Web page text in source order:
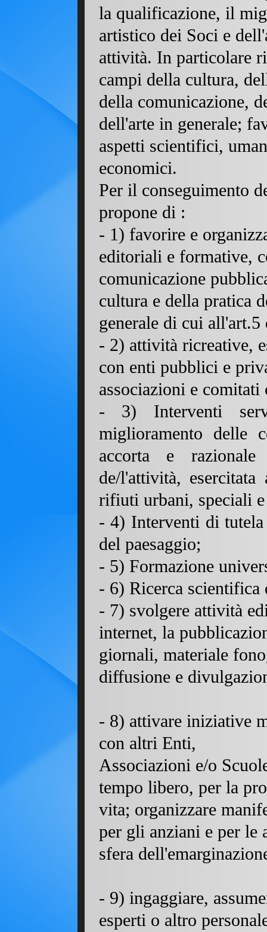
la qualificazione, il
artistico dei Soci e
attività. In particolare
campi della cultura,
della comunicazione,
dell'arte in generale;
aspetti scientifici,
Per il conseguimento
- 1) favorire e
editoriali e formative,
comunicazione
cultura e della pratica
generale di cui
- 2) attività ricreative,
con enti pubblici e
associazioni e
- 3) Interventi
miglioramento delle
accorta e
de/l'attività,
rifiuti urbani, speciali
-4) Interventi di
del paesaggio;
- 5) Formazione
- 6) Ricerca scientifica
- 7) svolgere attività
internet, la
giornali, materiale
diffusione e
- 8) attivare iniziative
con altri Enti,
Associazioni e/o
tempo libero, per la
vita; organizzare
per gli anziani e per le
sfera
- 9) ingaggiare,
esperti o altro